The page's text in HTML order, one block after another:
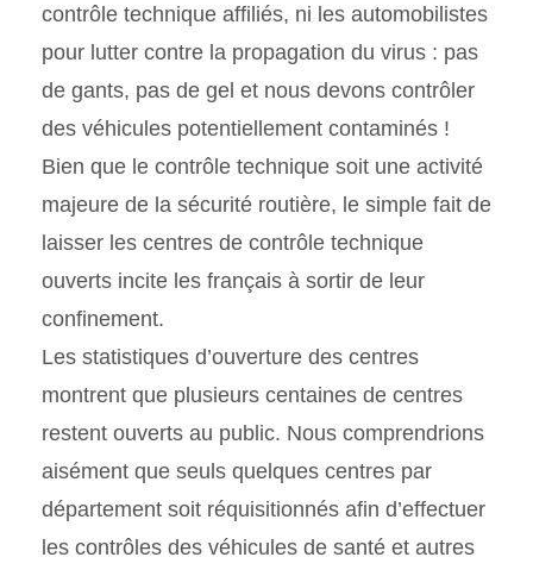
contrôle technique affiliés, ni les automobilistes
pour lutter contre la propagation du virus : pas
de gants, pas de gel et nous devons contrôler
des véhicules potentiellement contaminés !
Bien que le contrôle technique soit une activité
majeure de la sécurité routière, le simple fait de
laisser les centres de contrôle technique
ouverts incite les français à sortir de leur
confinement.
Les statistiques d’ouverture des centres
montrent que plusieurs centaines de centres
restent ouverts au public. Nous comprendrions
aisément que seuls quelques centres par
département soit réquisitionnés afin d’effectuer
les contrôles des véhicules de santé et autres